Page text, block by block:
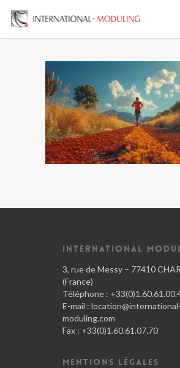
INTERNATIONAL
3, rue de Messy – 77410
(France)
Téléphone :
E-mail : location@international-
moduling.com
Fax : +33(0)1.60.61.07.70
MENTIONS LÉGALES